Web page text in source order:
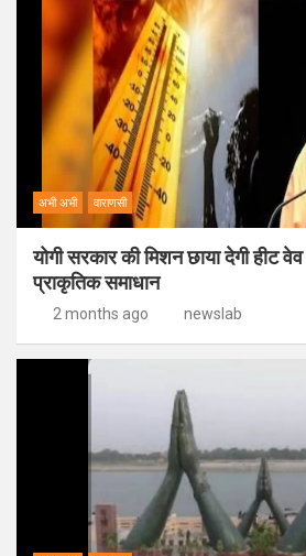
अभी अभी वाराणसी
योगी सरकार की मिशन छाया देगी हीट
प्राकृतिक समाधान
2 months ago newslab